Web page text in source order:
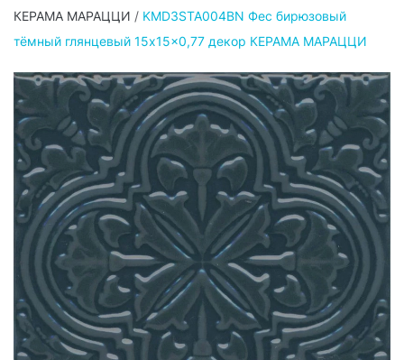
КЕРАМА МАРАЦЦИ / KMD3STA004BN Фес бирюзовый
тёмный глянцевый 15x15x0,77 декор КЕРАМА МАРАЦЦИ